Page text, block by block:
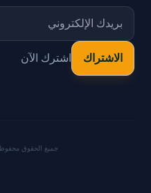
اشترك الآن
جميع الحقوق